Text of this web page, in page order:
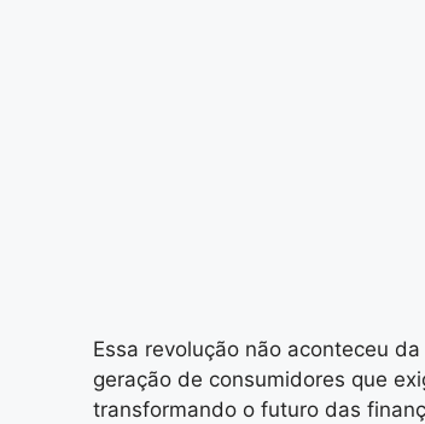
Essa revolução não aconteceu
geração de consumidores que
transformando o futuro das